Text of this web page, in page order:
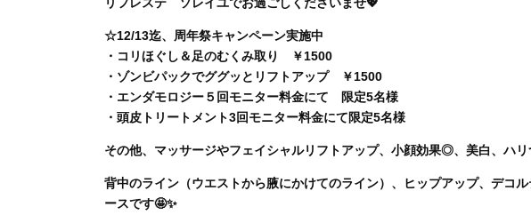
リフレステ ソレイユでお過ごしくださいませ💖
☆12/13迄、周年祭キャンペーン実施中
・コリほぐし＆足のむくみ取り ￥1500
・ゾンビパックでググッとリフトアップ ￥1500
・エンダモロジー５回モニター料金にて 限定5名様
・頭皮トリートメント3回モニター料金にて限定5名様
その他、マッサージやフェイシャルリフトアップ、小顔効果◎、美白、ハリ
背中のライン（ウエストから腋にかけてのライン）、ヒップアップ、デコ
ースです🤩✨